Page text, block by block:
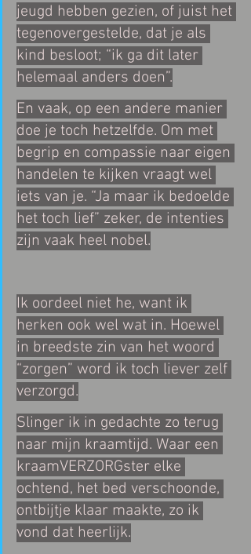
jeugd hebben gezien, of juist het
tegenovergestelde, dat je als
kind besloot; “ik ga dit later
helemaal anders doen”.
En vaak, op een andere manier
doe je toch hetzelfde. Om met
begrip en compassie naar eigen
handelen te kijken vraagt wel
iets van je. “Ja maar ik bedoelde
het toch lief” zeker, de intenties
zijn vaak heel nobel.
Ik oordeel niet he, want ik
herken ook wel wat in. Hoewel
in breedste zin van het woord
“zorgen” word ik toch liever zelf
verzorgd.
Slinger ik in gedachte zo terug
naar mijn kraamtijd. Waar een
kraamVERZORGster elke
ochtend, het bed verschoonde,
ontbijtje klaar maakte, zo ik
vond dat heerlijk.